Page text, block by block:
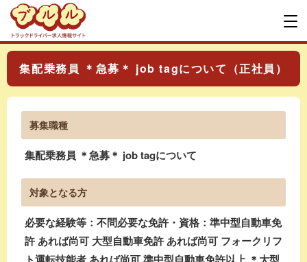
集配乗務員 ＊急募＊ job tagについて（正社員）
募集職種
集配乗務員 ＊急募＊ job tagについて
対象となる方
必要な経験等：不問必要な免許・資格：準中型自動車免
許 あれば尚可 大型自動車免許 あれば尚可 フォークリフ